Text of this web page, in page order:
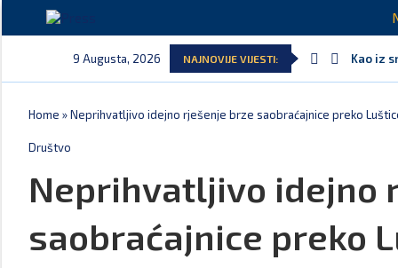
9 Augusta, 2026 NAJNOVIJE VIJESTI:
Kao iz
Pejak:
Spajić:
Serbian
Home »Neprihvatljivo idejno rješenje brze saobraćajnice preko
Društvo
Neprihvatljivo idejno
saobraćajnice preko